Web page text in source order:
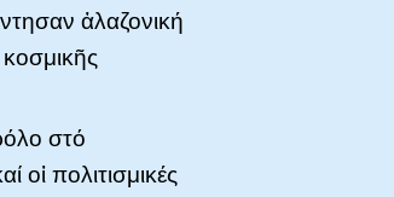
ἀλαζονική
στό
οἱ πολιτισμικές